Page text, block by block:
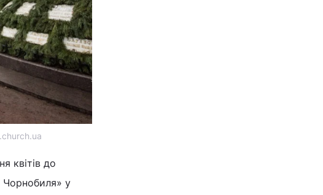
квітів до
Чорнобиля» у